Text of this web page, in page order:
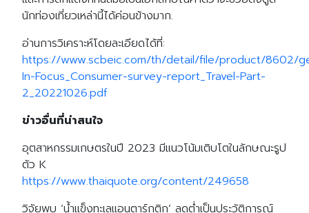
นักท่องเที่ยวเหล่านี้ได้ค่อนข้างมาก.
อ่านการวิเคราะห์โดยละเอียดได้ที่:
https://www.scbeic.com/th/detail/file/product/8602/
In-Focus_Consumer-survey-report_Travel-Part-
2_20221026.pdf
ข่าวอื่นที่น่าสนใจ
อุตสาหกรรมเกษตรในปี 2023 มีแนวโน้มเติบโตในลักษณะรูป
ตัว K
https://www.thaiquote.org/content/249658
วิจัยพบ ‘น้ำแข็งทะเลแอนตาร์กติก’ ลดต่ำเป็นประวัติการณ์